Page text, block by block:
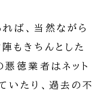
ば、当然ながら
もきちんとした
徳業者はネット
いたり、過去の不